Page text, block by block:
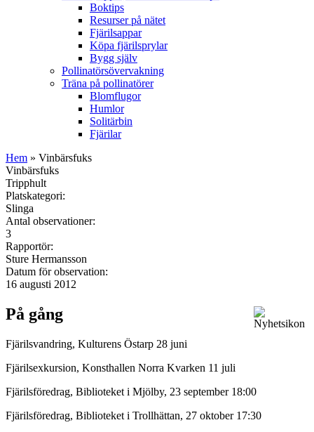
Boktips
Resurser på nätet
Fjärilsappar
Köpa fjärilsprylar
Bygg själv
Pollinatörsövervakning
Träna på pollinatörer
Blomflugor
Humlor
Solitärbin
Fjärilar
Hem » Vinbärsfuks
Vinbärsfuks
Tripphult
Platskategori:
Slinga
Antal observationer:
3
Rapportör:
Sture Hermansson
Datum för observation:
16 augusti 2012
På gång
Fjärilsvandring, Kulturens Östarp 28 juni
Fjärilsexkursion, Konsthallen Norra Kvarken 11 juli
Fjärilsföredrag, Biblioteket i Mjölby, 23 september 18:00
Fjärilsföredrag, Biblioteket i Trollhättan, 27 oktober 17:30